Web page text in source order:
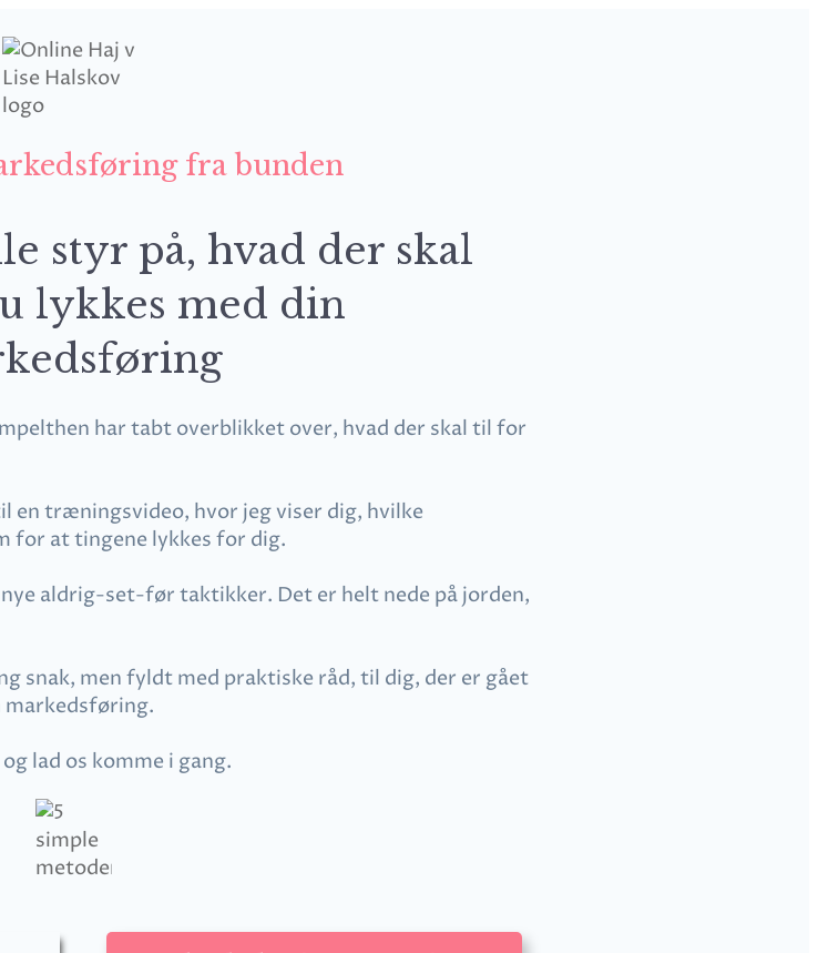
fra bunden
styr på, hvad der skal
lykkes med din
har tabt overblikket over, hvad der skal til for
en træningsvideo, hvor jeg viser dig, hvilke
for at tingene lykkes for dig.
aldrig-set-før taktikker. Det er helt nede på jorden,
snak, men fyldt med praktiske råd, til dig, der er gået
markedsføring.
lad os komme i gang.